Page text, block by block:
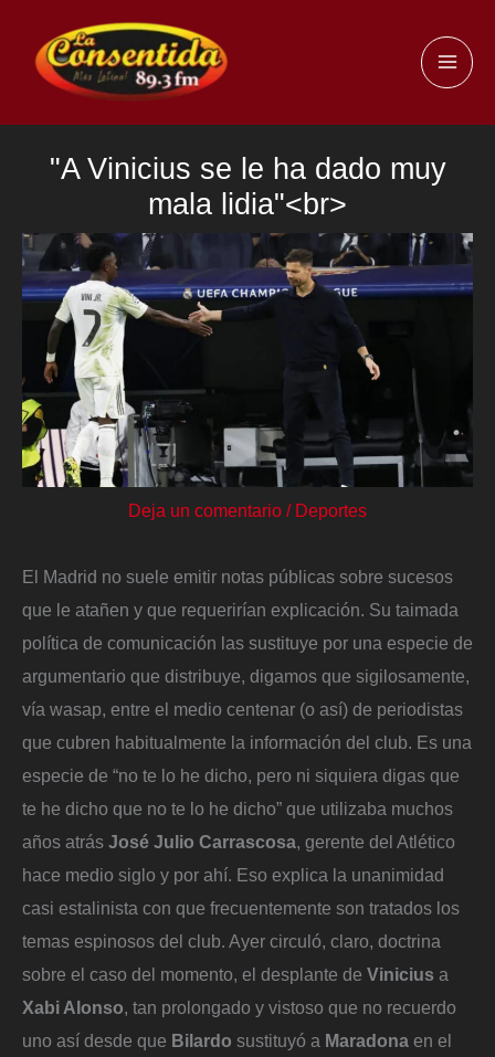
contenido
"A Vinicius se le ha dado muy
mala lidia"<br>
Deja un comentario / Deportes
El Madrid no suele emitir notas públicas sobre sucesos
que le atañen y que requerirían explicación. Su taimada
política de comunicación las sustituye por una especie de
argumentario que distribuye, digamos que sigilosamente,
vía wasap, entre el medio centenar (o así) de periodistas
que cubren habitualmente la información del club. Es una
especie de “no te lo he dicho, pero ni siquiera digas que
te he dicho que no te lo he dicho” que utilizaba muchos
años atrás José Julio Carrascosa, gerente del Atlético
hace medio siglo y por ahí. Eso explica la unanimidad
casi estalinista con que frecuentemente son tratados los
temas espinosos del club. Ayer circuló, claro, doctrina
sobre el caso del momento, el desplante de Vinicius a
Xabi Alonso, tan prolongado y vistoso que no recuerdo
uno así desde que Bilardo sustituyó a Maradona en el